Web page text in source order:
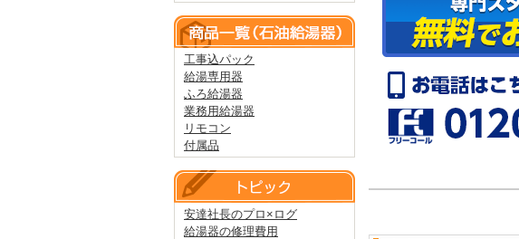
工事込パック
給湯専用器
ふろ給湯器
業務用給湯器
リモコン
付属品
安達社長のプロ×ログ
給湯器の修理費用